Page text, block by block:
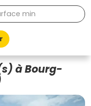
à Bourg-